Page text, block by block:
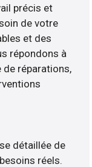
précis et
de votre
et des
répondons à
de réparations,
détaillée de
réels.